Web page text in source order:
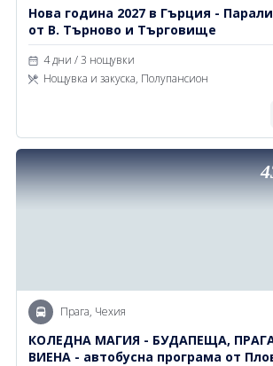
Нова година 2027 в Гърция -
от В. Търново и Търговище
4 дни / 3 нощувки
Нощувка и закуска, Полупансион
Прага, Чехия
КОЛЕДНА МАГИЯ - БУДАПЕЩА,
ВИЕНА - автобусна програма от